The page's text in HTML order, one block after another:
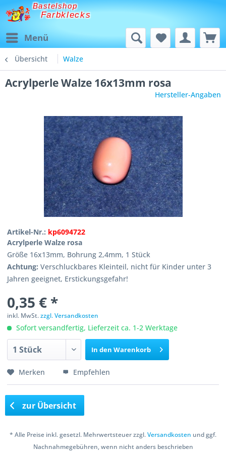
Bastelshop
Farbklecks
Menü
Übersicht Walze
Acrylperle Walze 16x13mm rosa
Hersteller-Angaben
Artikel-Nr.: kp6094722
Acrylperle Walze rosa
Größe 16x13mm, Bohrung 2,4mm, 1 Stück
Achtung: Verschluckbares Kleinteil, nicht für Kinder unter 3
Jahren geeignet, Erstickungsgefahr!
0,35 € *
inkl. MwSt.zzgl. Versandkosten
Sofort versandfertig, Lieferzeit ca. 1-2 Werktage
In den Warenkorb
Merken Empfehlen
zur Übersicht
* Alle Preise inkl. gesetzl. Mehrwertsteuer zzgl.Versandkosten und ggf.
Nachnahmegebühren, wenn nicht anders beschrieben